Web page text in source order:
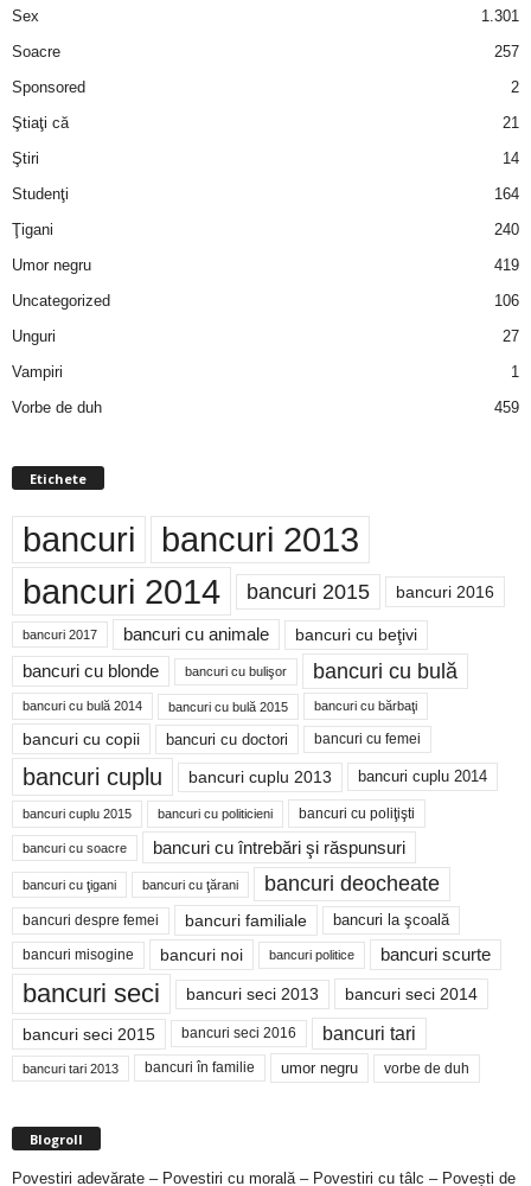
Sex
1.301
Soacre
257
Sponsored
2
Ştiaţi că
21
Ştiri
14
Studenţi
164
Ţigani
240
Umor negru
419
Uncategorized
106
Unguri
27
Vampiri
1
Vorbe de duh
459
Etichete
bancuri bancuri 2013
bancuri 2014 bancuri 2015 bancuri 2016
bancuri 2017 bancuri cu animale bancuri cu beţivi
bancuri cu blonde bancuri cu bulişor bancuri cu bulă
bancuri cu bulă 2014 bancuri cu bulă 2015 bancuri cu bărbaţi
bancuri cu copii bancuri cu doctori bancuri cu femei
bancuri cuplu bancuri cuplu 2013 bancuri cuplu 2014
bancuri cuplu 2015 bancuri cu politicieni bancuri cu poliţişti
bancuri cu soacre bancuri cu întrebări şi răspunsuri
bancuri cu ţigani bancuri cu ţărani bancuri deocheate
bancuri despre femei bancuri familiale bancuri la şcoală
bancuri misogine bancuri noi bancuri politice bancuri scurte
bancuri seci bancuri seci 2013 bancuri seci 2014
bancuri seci 2015 bancuri seci 2016 bancuri tari
bancuri tari 2013 bancuri în familie umor negru vorbe de duh
Blogroll
Povestiri adevărate – Povestiri cu morală – Povestiri cu tâlc – Povești de